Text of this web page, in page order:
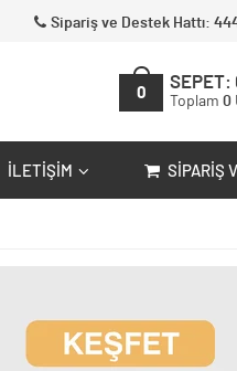
Sipariş ve Destek Hattı:
0
SEPET:
Toplam 0
İLETIŞIM SIPARIŞ